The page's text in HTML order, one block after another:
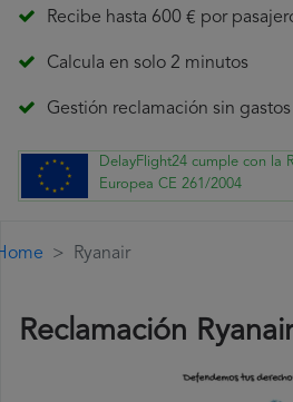
Recibe hasta 600 € por
Calcula en solo 2 minutos
Gestión reclamación sin gastos
DelayFlight24 cumple con la
Europea CE 261/2004
Ryanair
Reclamación Ryanair